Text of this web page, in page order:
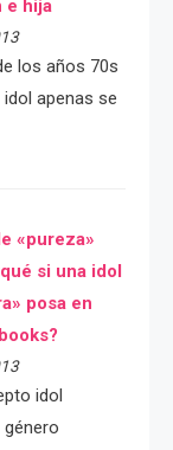
e hija
los años 70s
idol apenas se
«pureza»
si una idol
posa en
idol